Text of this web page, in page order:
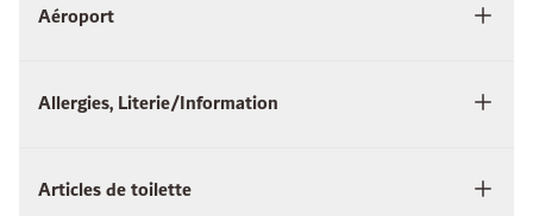
Aéroport
Allergies, Literie/Information
Articles de toilette